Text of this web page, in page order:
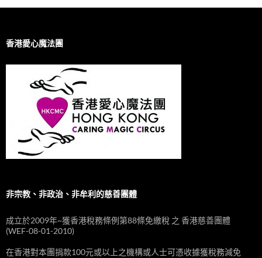
香港愛心魔法團
非宗教、非政治、非牟利的慈善團體
成立於2009年~獲香港稅務條例第88條免繳稅 之 香港慈善團體
(WEF-08-01-2010)
在香港對本團捐款100元或以上之機構或人士可憑收據獲稅務減免